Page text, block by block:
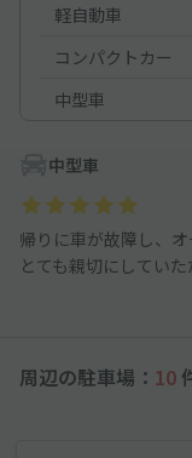
軽自動車
コンパクトカー
中型車
中型車
帰りに車が故障し、
とても親切にしていた
周辺の駐車場： 10